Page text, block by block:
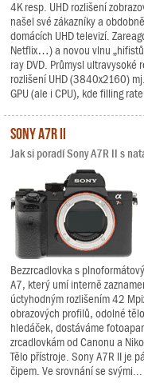
4K resp. UHD rozlišení
našel své zákazníky a
domácích UHD televizí.
Netflix…) a novou vlnu
ray DVD. Průmysl
rozlišení UHD (3840x2160)
GPU (ale i CPU), kde filling rate
Sony A7R II
Jak si poradí Sony A7R II s
Bezzrcadlovka s
A7, který umí interně
úctyhodným rozlišením 42
obrazových profilů, odolné
hledáček, dostáváme
zrcadlovkám od Canonu a
Tělo přístroje. Sony A7R II je
čipem. Ve srovnání se svými...